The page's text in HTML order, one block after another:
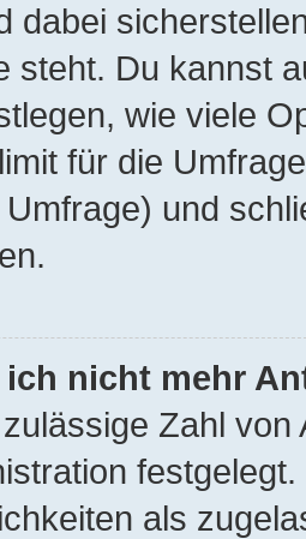
dabei
steht. Du kannst
wie viele
für die
und
ich nicht mehr
Zahl
als